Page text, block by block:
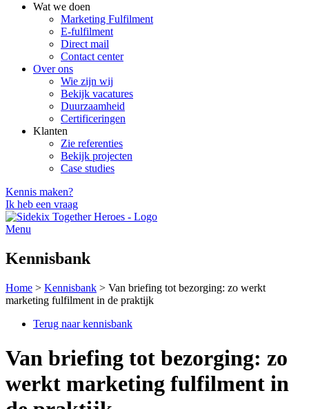
Wat we doen
Marketing Fulfilment
E-fulfilment
Direct mail
Contact center
Over ons
Wie zijn wij
Bekijk vacatures
Duurzaamheid
Certificeringen
Klanten
Zie referenties
Bekijk projecten
Case studies
Kennis maken?
Ik heb een vraag
Menu
Kennisbank
Home > Kennisbank > Van briefing tot bezorging: zo werkt
marketing fulfilment in de praktijk
Terug naar kennisbank
Van briefing tot bezorging: zo
werkt marketing fulfilment in